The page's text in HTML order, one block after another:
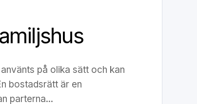
på olika sätt och kan
bostadsrätt är en
parterna...